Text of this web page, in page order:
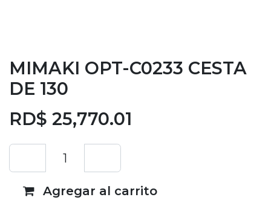
MIMAKI OPT-C0233 CESTA
DE 130
RD$ 25,770.01
Agregar al carrito